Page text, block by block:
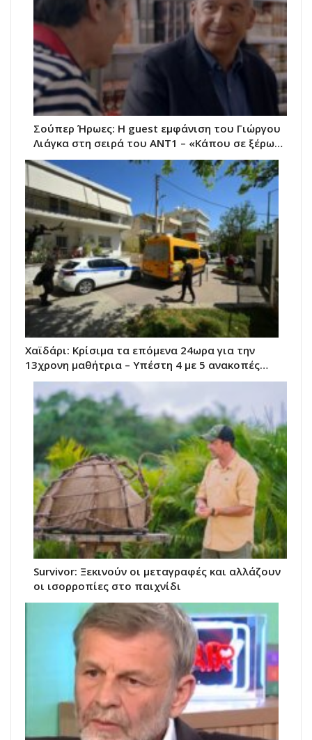
Σούπερ Ήρωες: Η guest εμφάνιση του Γιώργου
Λιάγκα στη σειρά του ANT1 – «Κάπου σε ξέρω…
Χαϊδάρι: Κρίσιμα τα επόμενα 24ωρα για την
13χρονη μαθήτρια – Υπέστη 4 με 5 ανακοπές…
Survivor: Ξεκινούν οι μεταγραφές και αλλάζουν
οι ισορροπίες στο παιχνίδι